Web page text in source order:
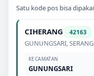
Satu kode pos bisa
CIHERANG 42163
GUNUNGSARI,SERANG
KECAMATAN
GUNUNGSARI